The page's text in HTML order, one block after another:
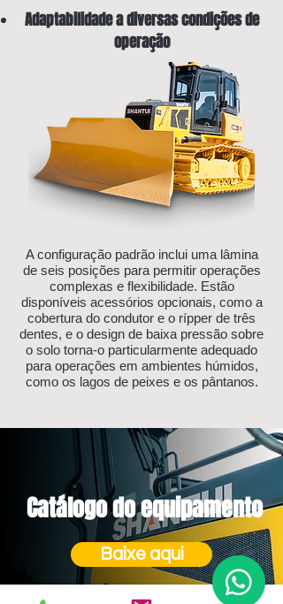
Adaptabilidade a diversas condições de
operação
A configuração padrão inclui uma lâmina
de seis posições para permitir operações
complexas e flexibilidade. Estão
disponíveis acessórios opcionais, como a
cobertura do condutor e o rípper de três
dentes, e o design de baixa pressão sobre
o solo torna-o particularmente adequado
para operações em ambientes húmidos,
como os lagos de peixes e os pântanos.
Catálogo do equipamento
Baixe aqui